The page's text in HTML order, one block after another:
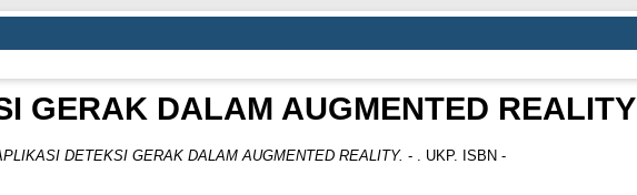
GERAK DALAM AUGMENTED REALITY
DETEKSI GERAK DALAM AUGMENTED REALITY. - . UKP. ISBN -